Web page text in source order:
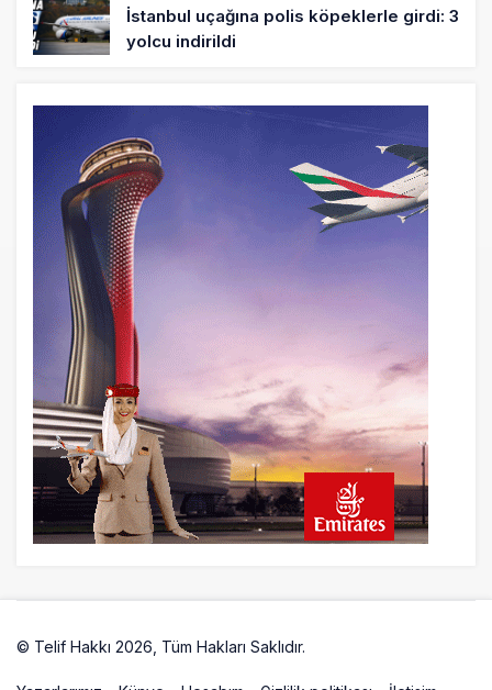
İstanbul uçağına polis köpeklerle girdi: 3
yolcu indirildi
AyJet eğitim uçağı Hezarfen yakınında
kırım geçirdi
22 saat önce
Lufthansa ilk uçağını Starlink internetiyle
donattı
22 saat önce
Norwegian Uçağına Polis Müdahalesi
23 saat önce
British Airways A380 seferlerini yüzde
28 azaltıyor
© Telif Hakkı 2026, Tüm Hakları Saklıdır.